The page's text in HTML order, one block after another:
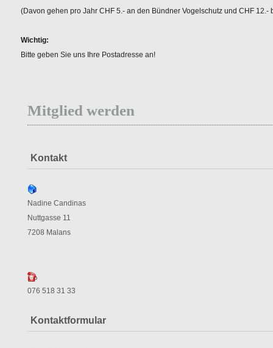
(Davon gehen pro Jahr CHF 5.- an den Bündner Vogelschutz und CHF
Wichtig:
Bitte geben Sie uns Ihre Postadresse an!
Mitglied werden
Kontakt
Nadine Candinas
Nuttgasse 11
7208 Malans
076 518 31 33
Kontaktformular